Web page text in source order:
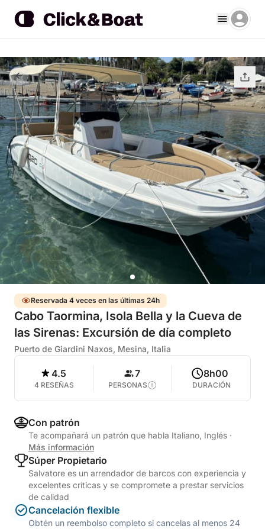
Reservada 4 veces en las últimas 24h
Cabo Taormina, Isola Bella y la Cueva de
las Sirenas: Excursión de día completo
Puerto de Giardini Naxos, Mesina, Italia
4.5
4 RESEÑAS
7
PERSONAS
8h00
DURACIÓN
Con patrón
Te acompañará un patrón que habla Italiano, Inglés ·
Más información
Súper Propietario
Salvatore es un arrendador de barcos con experiencia y
excelentes críticas y se compromete a prestar servicios
de calidad
Cancelación flexible
Obtén un reembolso completo si cancelas al menos 24